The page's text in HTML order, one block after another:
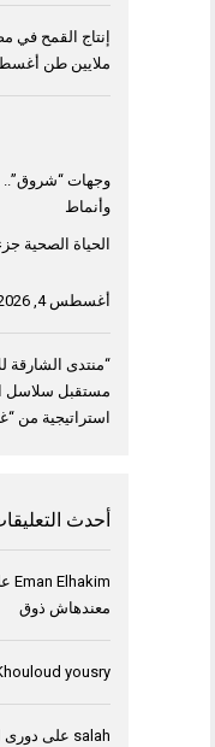
ملايين طن أغسطس
وجهات
وأنماط
الحياة الصحية
أغسطس 4, 2026
مستقبل سلاسل
استراتيجية من
أحدث
Eman Elhakim
معندهاش ذوق
yousry
salah على دورى